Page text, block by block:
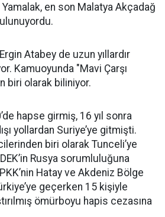
en son Malatya Akçadağ
Atabey de uzun yıllardır
Kamuoyunda "Mavi Çarşı
biri olarak biliniyor.
hapse girmiş, 16 yıl sonra
yollardan Suriye’ye gitmişti.
biri olarak Tunceli’ye
Rusya sorumluluğuna
Hatay ve Akdeniz Bölge
geçerken 15 kişiyle
ömürboyu hapis cezasına